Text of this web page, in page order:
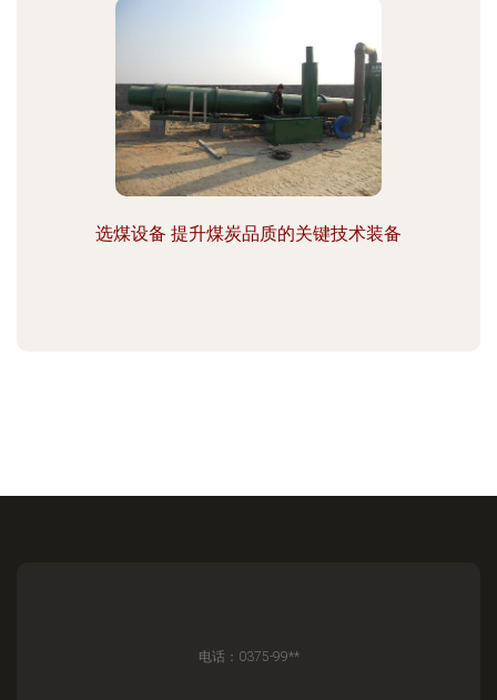
选煤设备 提升煤炭品质的关键技术装备
电话：0375-99**